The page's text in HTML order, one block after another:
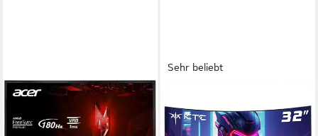
ACER
XF240Y Gaming-Monitor
60,5 cm/ 23.8 Zoll
Diagonale
Sehr beliebt
H32S17F Curved-Gaming-
Monitor